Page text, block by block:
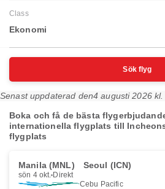
Class
Ekonomi
Sök flyg
Senast uppdaterad den4 augusti 2026
Boka och få de bästa
internationella flygplats till
flygplats
Manila (MNL) Seoul (ICN)
sön 4 okt. Direkt
Cebu Pacific